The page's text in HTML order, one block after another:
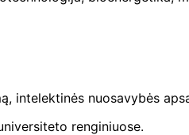
intelektinės nuosavybės
renginiuose.